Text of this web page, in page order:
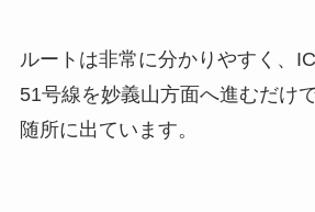
ルートは非常に分かりやすく、
51号線を妙義山方面へ進むだけ
随所に出ています。